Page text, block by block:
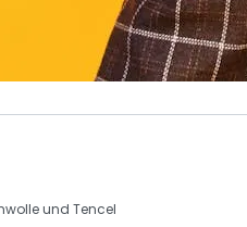
und Tencel